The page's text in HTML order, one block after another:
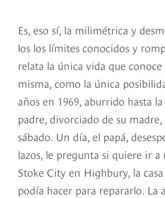
Es, eso sí, la milimétrica y
los los límites conocidos y
relata la única vida que
misma, como la única
años en 1969, aburrido hasta
padre, divorciado de su
sábado. Un día, el papá,
lazos, le pregunta si quiere ir
Stoke City en Highbury, la
podía hacer para repararlo.